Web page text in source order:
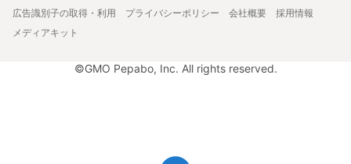
広告識別子の取得・利用
プライバシーポリシー 会社概要
採用情報
メディアキット
©GMO Pepabo, Inc. All rights reserved.